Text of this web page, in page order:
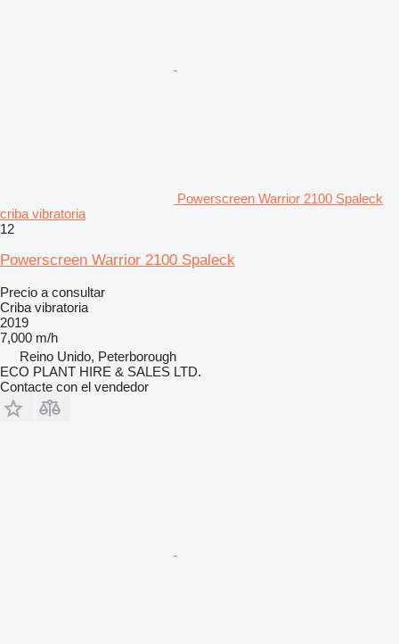
Powerscreen Warrior 2100 Spaleck
criba vibratoria
12
Powerscreen Warrior 2100 Spaleck
Precio a consultar
Criba vibratoria
2019
7,000 m/h
Reino Unido, Peterborough
ECO PLANT HIRE & SALES LTD.
Contacte con el vendedor